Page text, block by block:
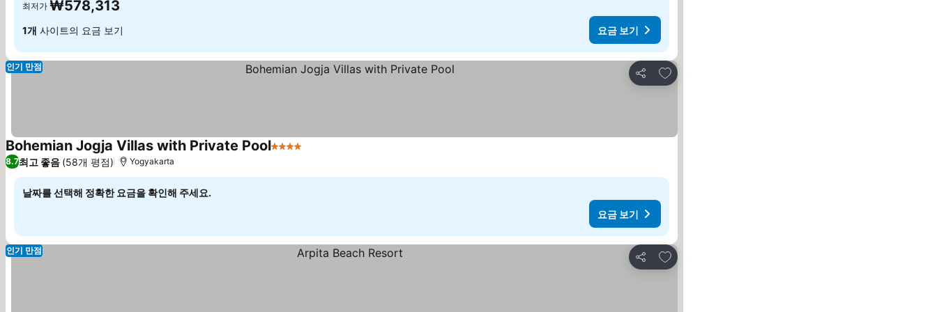
최저가 ₩578,313
1개 사이트의 요금 보기 요금 보기
공유
즐겨찾기에 추가
인기 만점
Bohemian Jogja Villas with Private Pool4 성급
8.7최고 좋음 (58개 평점) Yogyakarta
날짜를 선택해 정확한 요금을 확인해 주세요.
요금 보기
공유
즐겨찾기에 추가
인기 만점